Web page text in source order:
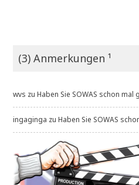
(3) Anmerkungen ¹
wvs zuHaben Sie SOWAS schon mal
ingaginga zuHaben Sie SOWAS